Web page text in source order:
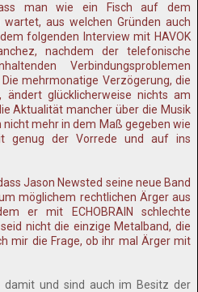
man wie ein Fisch auf dem
aus welchen Gründen auch
folgenden Interview mit HAVOK
nachdem der telefonische
Verbindungsproblemen
mehrmonatige Verzögerung, die
ändert glücklicherweise nichts am
Aktualität mancher über die Musik
nicht mehr in dem Maß gegeben wie
genug der Vorrede und auf ins
Jason Newsted seine neue Band
möglichem rechtlichen Ärger aus
er mit ECHOBRAIN schlechte
nicht die einzige Metalband, die
mir die Frage, ob ihr mal Ärger mit
damit und sind auch im Besitz der